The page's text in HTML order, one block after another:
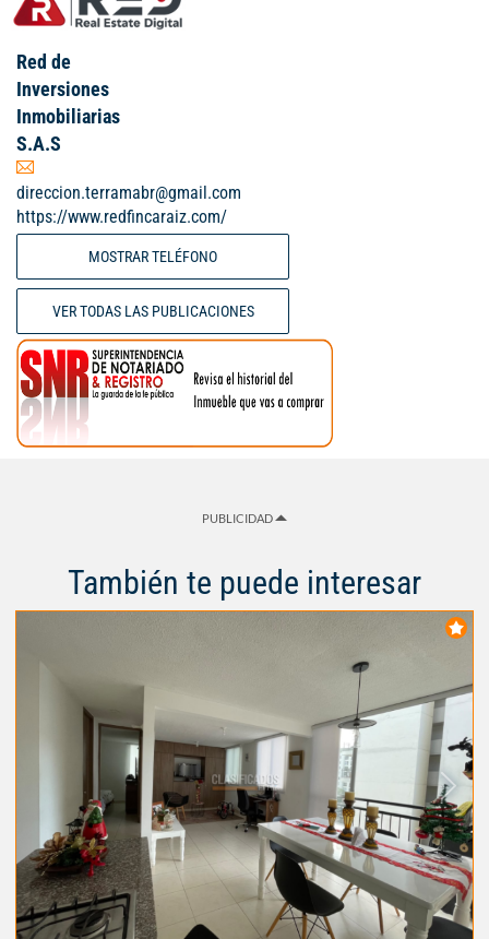
Red de
Inversiones
Inmobiliarias
S.A.S
direccion.terramabr@gmail.com
https://www.redfincaraiz.com/
MOSTRAR TELÉFONO
VER TODAS LAS PUBLICACIONES
PUBLICIDAD
También te puede interesar